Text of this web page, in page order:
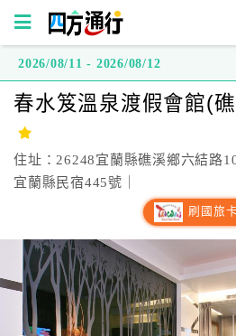
方
通
行
訂
台
灣
訂
房
2026/08/11 - 2026/08/12
春水笈溫泉渡假會館(
住址：26248宜蘭縣礁溪鄉六結路
宜蘭縣民宿445號｜
刷國旅